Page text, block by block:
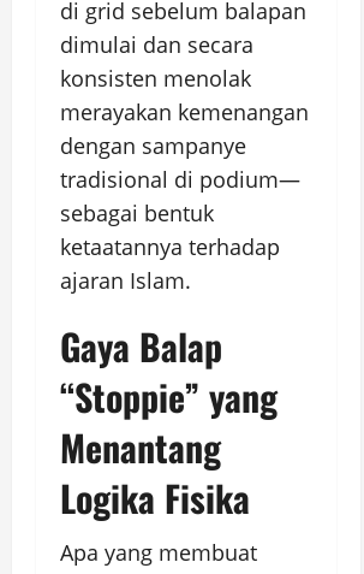
di grid sebelum balapan
dimulai dan secara
konsisten menolak
merayakan kemenangan
dengan sampanye
tradisional di podium—
sebagai bentuk
ketaatannya terhadap
ajaran Islam.
Gaya Balap
“Stoppie” yang
Menantang
Logika Fisika
Apa yang membuat